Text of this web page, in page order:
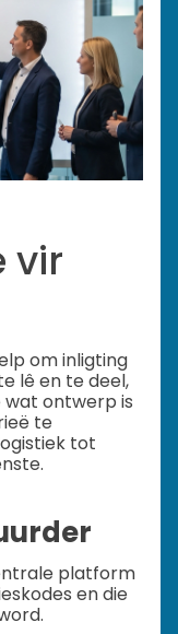
vir
om inligting
lê en te deel,
wat ontwerp is
te
tot
platform
en die